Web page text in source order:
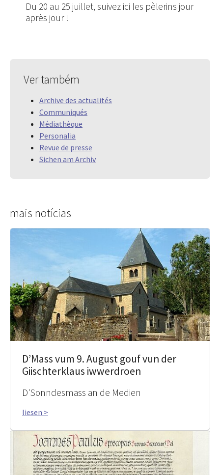
Du 20 au 25 juillet, suivez ici les pèlerins jour
après jour !
Ver também
Archive des actualités
Communiqués
Médiathèque
Personalia
Revue de presse
Sichen am Archiv
mais notícias
D’Mass vum 9. August gouf vun der
Giischterklaus iwwerdroen
D'Sonndesmass an de Medien
liesen >